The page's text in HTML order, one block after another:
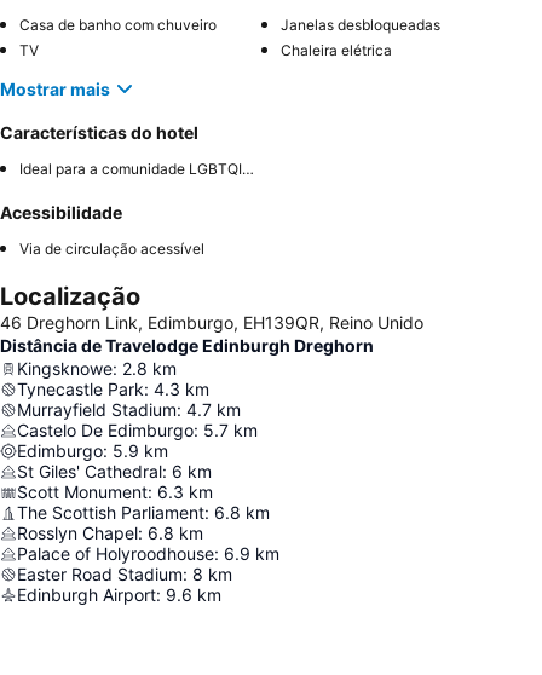
Casa de banho com chuveiro
Janelas desbloqueadas
TV
Chaleira elétrica
Mostrar mais
Características do hotel
Ideal para a comunidade LGBTQIA+
Acessibilidade
Via de circulação acessível
Localização
46 Dreghorn Link, Edimburgo, EH139QR, Reino Unido
Distância de Travelodge Edinburgh Dreghorn
Kingsknowe: 2.8 km
Tynecastle Park: 4.3 km
Murrayfield Stadium: 4.7 km
Castelo De Edimburgo: 5.7 km
Edimburgo: 5.9 km
St Giles' Cathedral: 6 km
Scott Monument: 6.3 km
The Scottish Parliament: 6.8 km
Rosslyn Chapel: 6.8 km
Palace of Holyroodhouse: 6.9 km
Easter Road Stadium: 8 km
Edinburgh Airport: 9.6 km